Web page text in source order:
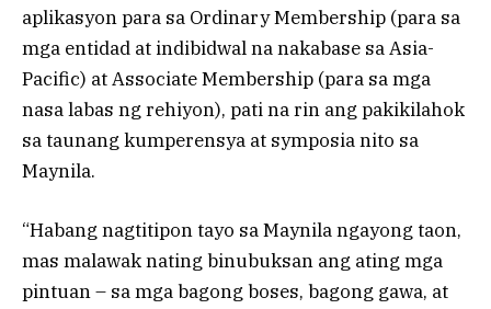
aplikasyon para sa Ordinary Membership (para sa
mga entidad at indibidwal na nakabase sa Asia-
Pacific) at Associate Membership (para sa mga
nasa labas ng rehiyon), pati na rin ang pakikilahok
sa taunang kumperensya at symposia nito sa
Maynila.
“Habang nagtitipon tayo sa Maynila ngayong taon,
mas malawak nating binubuksan ang ating mga
pintuan – sa mga bagong boses, bagong gawa, at